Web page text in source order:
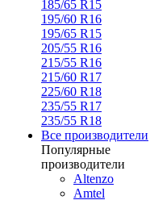
185/65 R15
195/60 R16
195/65 R15
205/55 R16
215/55 R16
215/60 R17
225/60 R18
235/55 R17
235/55 R18
Все производители
Популярные
производители
Altenzo
Amtel